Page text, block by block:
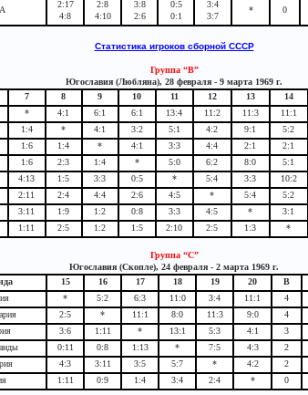
2:17
4:8
2:8
4:10
3:8
2:6
0:5
0:1
3:4
3:7
* 0
Статистика игроков сборной СССР
Группа “В”
Югославия (Любляна), 28 февраля - 9 марта 1969 г.
7 8 9 10 11 12 13 14
* 4:1 6:1 6:1 13:4 11:2 11:3 11:1
1:4 * 4:1 3:2 5:1 4:2 9:1 5:2
1:6 1:4 * 4:1 3:3 4:4 2:1 2:1
1:6 2:3 1:4 * 5:0 6:2 8:0 5:1
4:13 1:5 3:3 0:5 * 5:4 3:3 10:2
2:11 2:4 4:4 2:6 4:5 * 5:4 5:2
3:11 1:9 1:2 0:8 3:3 4:5 * 3:1
1:11 2:5 1:2 1:5 2:10 2:5 1:3 *
Группа “С”
Югославия (Скопле), 24 февраля - 2 марта 1969 г.
15 16 17 18 19 20 В
* 5:2 6:3 11:0 3:4 11:1 4
2:5 * 11:1 8:0 11:3 9:0 4
3:6 1:11 * 13:1 5:3 4:1 3
0:11 0:8 1:13 * 7:5 4:3 2
4:3 3:11 3:5 5:7 * 4:2 2
1:11 0:9 1:4 3:4 2:4 * 0